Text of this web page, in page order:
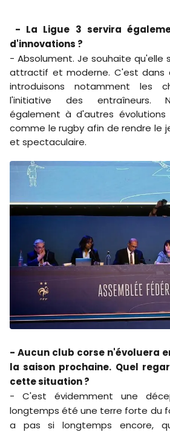
- La Ligue 3 servira
d'innovations ?
- Absolument. Je souhaite qu'elle
attractif et moderne. C'est dans
introduisons notamment les
l'initiative des entraîneurs.
également à d'autres évolutions
comme le rugby afin de rendre le
et spectaculaire.
- Aucun club corse n'évoluera
la saison prochaine. Quel
cette situation ?
- C'est évidemment une
longtemps été une terre forte du
a pas si longtemps encore,